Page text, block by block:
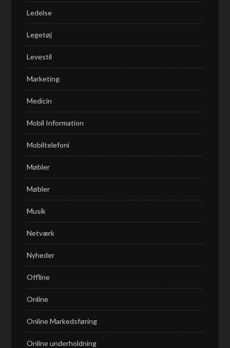
Ledelse
Legetøj
Levestil
Marketing
Medicin
Mobil Information
Mobiltelefoni
Møbler
Møbler
Musik
Netværk
Nyheder
Offline
Online
Online Markedsføring
Online underholdning